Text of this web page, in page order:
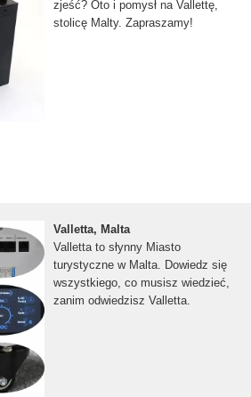
zjeść? Oto i pomysł na Vallettę,
stolicę Malty. Zapraszamy!
Valletta, Malta
Valletta to słynny Miasto
turystyczne w Malta. Dowiedz się
wszystkiego, co musisz wiedzieć,
zanim odwiedzisz Valletta.